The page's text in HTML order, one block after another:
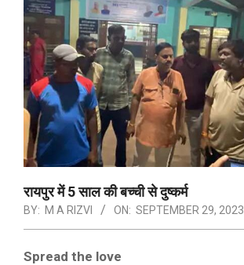
रायपुर में 5 साल की बच्ची से दुष्कर्म
BY: M A RIZVI ON: SEPTEMBER 29, 2023
Spread the love